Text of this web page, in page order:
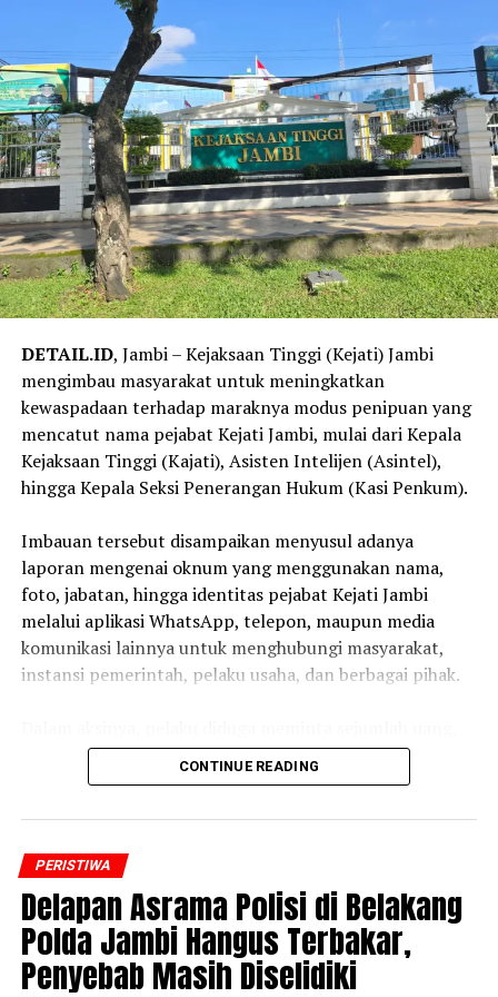
‎Meski begitu Polda Jambi juga mengimbau masyarakat
tetap menghormati proses hukum yang masih berjalan,
serta menjaga situasi keamanan dan ketertiban
masyarakat di Provinsi Jambi.
Reporter:Juan Ambarita
DETAIL.ID, Jambi – Kejaksaan Tinggi (Kejati) Jambi
mengimbau masyarakat untuk meningkatkan
kewaspadaan terhadap maraknya modus penipuan yang
mencatut nama pejabat Kejati Jambi, mulai dari Kepala
Kejaksaan Tinggi (Kajati), Asisten Intelijen (Asintel),
hingga Kepala Seksi Penerangan Hukum (Kasi Penkum).
‎Imbauan tersebut disampaikan menyusul adanya
laporan mengenai oknum yang menggunakan nama,
foto, jabatan, hingga identitas pejabat Kejati Jambi
melalui aplikasi WhatsApp, telepon, maupun media
komunikasi lainnya untuk menghubungi masyarakat,
instansi pemerintah, pelaku usaha, dan berbagai pihak.
bantuan, transfer dana, maupun kepentingan pribadi
lainnya dengan mengatasnamakan pejabat Kejaksaan.
merupakan murni penipuan dan tidak memiliki
hubungan apa pun dengan institusi Kejaksaan. Seluruh
pejabat maupun pegawai Kejati Jambi dipastikan tidak
pernah meminta uang, hadiah, bantuan, transfer dana,
ataupun keuntungan pribadi melalui media komunikasi
CONTINUE READING
PERISTIWA
Delapan Asrama Polisi di Belakang
Polda Jambi Hangus Terbakar,
Penyebab Masih Diselidiki